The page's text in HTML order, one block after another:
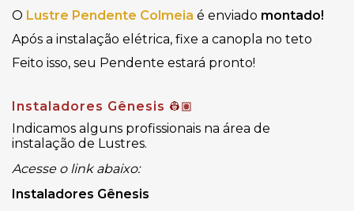
O Lustre Pendente Colmeia é enviado montado!
Após a instalação elétrica, fixe a canopla no teto
Feito isso, seu Pendente estará pronto!
Instaladores Gênesis 👷🏽
Indicamos alguns profissionais na área de
instalação de Lustres.
Acesse o link abaixo:
Instaladores Gênesis